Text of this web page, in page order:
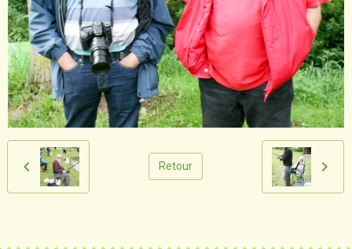
Retour